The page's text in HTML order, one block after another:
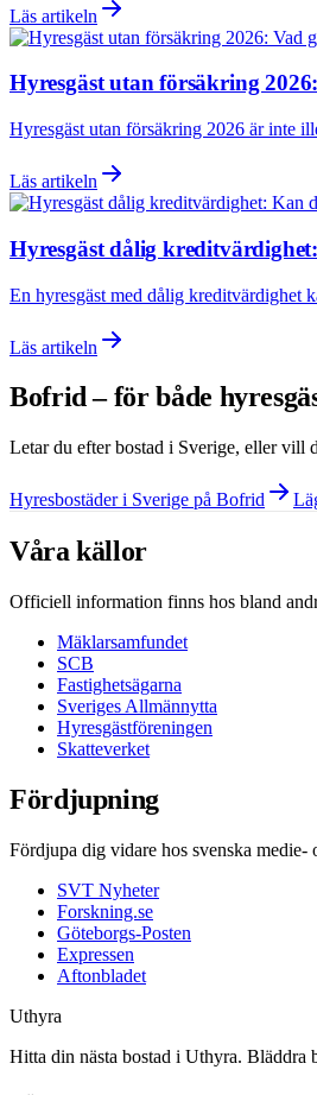
Läs artikeln
Hyresgäst utan försäkring
Hyresgäst utan försäkring 2026 är inte
Läs artikeln
Hyresgäst dålig
En hyresgäst med dålig kreditvärdighet
Läs artikeln
Bofrid – för både
Letar du efter bostad i Sverige, eller vill
Hyresbostäder i Sverige på Bofrid
Våra källor
Officiell information finns hos bland
Mäklarsamfundet
SCB
Fastighetsägarna
Sveriges Allmännytta
Hyresgästföreningen
Skatteverket
Fördjupning
Fördjupa dig vidare hos svenska medie-
SVT Nyheter
Forskning.se
Göteborgs-Posten
Expressen
Aftonbladet
Uthyra
Hitta din nästa bostad i Uthyra. Bläddra